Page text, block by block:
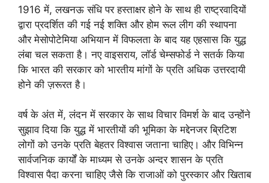
1916 में, लखनऊ संधि पर हस्ताक्षर होने के साथ ही राष्ट्रवादियों
द्वारा प्रदर्शित की गई नई शक्ति और होम रूल लीग की स्थापना
और मेसोपोटेमिया अभियान में विफलता के बाद यह एहसास कि युद्ध
लंबा चल सकता है। नए वाइसराय, लॉर्ड चेम्सफोर्ड ने सतर्क किया
कि भारत की सरकार को भारतीय मांगों के प्रति अधिक उत्तरदायी
होने की ज़रूरत है।
वर्ष के अंत में, लंदन में सरकार के साथ विचार विमर्श के बाद उन्होंने
सुझाव दिया कि युद्ध में भारतीयों की भूमिका के मद्देनजर ब्रिटिश
लोगों को उनके प्रति बेहतर विश्वास जताना चाहिए। और विभिन्न
सार्वजनिक कार्यों के माध्यम से उनके अन्दर शासन के प्रति
विश्वास पैदा करना चाहिए जैसे कि राजाओं को पुरस्कार और खिताब